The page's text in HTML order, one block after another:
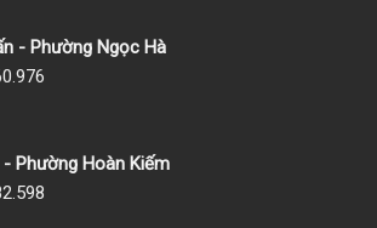
- Phường Ngọc Hà
- Phường Hoàn Kiếm